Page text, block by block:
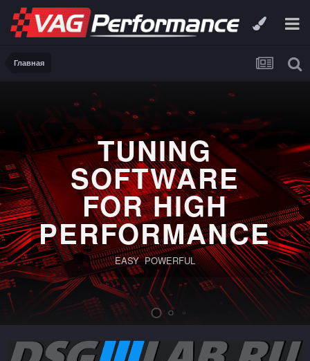
Главная
TUNING
SOFTWARE
FOR HIGH
PERFORMANCE
EASY POWERFUL